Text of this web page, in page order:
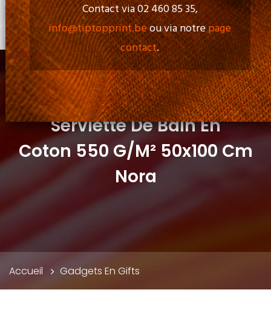
+
0 item
Serviette De Bain En
Coton 550 G/m² 50x100 Cm
Nora
d'Ariane
Accueil Gadgets En Gifts
Contact via 02 460 85 35,
info@tiptopprint.beou via notrepage
contact.